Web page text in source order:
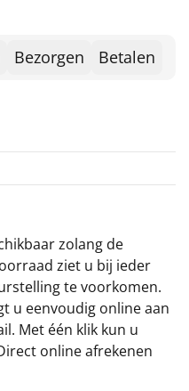
Bezorgen Betalen
zolang de
ziet u bij ieder
te voorkomen.
u eenvoudig online aan
Met één klik kun u
online afrekenen